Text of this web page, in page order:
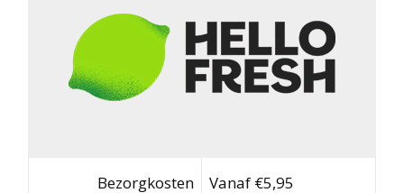
Bezorgkosten Vanaf €5,95